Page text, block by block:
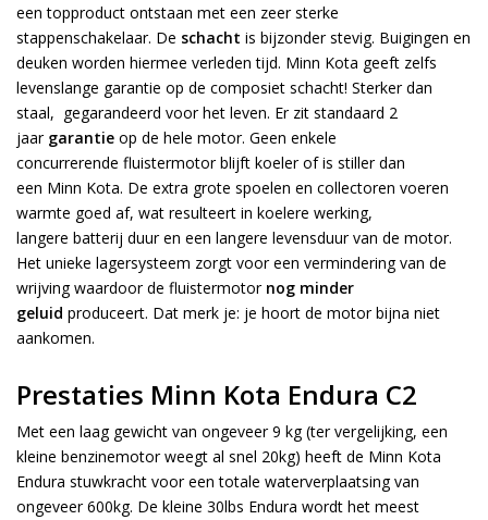
een topproduct ontstaan met een zeer sterke
stappenschakelaar. De schacht is bijzonder stevig. Buigingen en
deuken worden hiermee verleden tijd. Minn Kota geeft zelfs
levenslange garantie op de composiet schacht! Sterker dan
staal, gegarandeerd voor het leven. Er zit standaard 2
jaar garantie op de hele motor. Geen enkele
concurrerende fluistermotor blijft koeler of is stiller dan
een Minn Kota. De extra grote spoelen en collectoren voeren
warmte goed af, wat resulteert in koelere werking,
langere batterij duur en een langere levensduur van de motor.
Het unieke lagersysteem zorgt voor een vermindering van de
wrijving waardoor de fluistermotor nog minder
geluid produceert. Dat merk je: je hoort de motor bijna niet
aankomen.
Prestaties Minn Kota Endura C2
Met een laag gewicht van ongeveer 9 kg (ter vergelijking, een
kleine benzinemotor weegt al snel 20kg) heeft de Minn Kota
Endura stuwkracht voor een totale waterverplaatsing van
ongeveer 600kg. De kleine 30lbs Endura wordt het meest